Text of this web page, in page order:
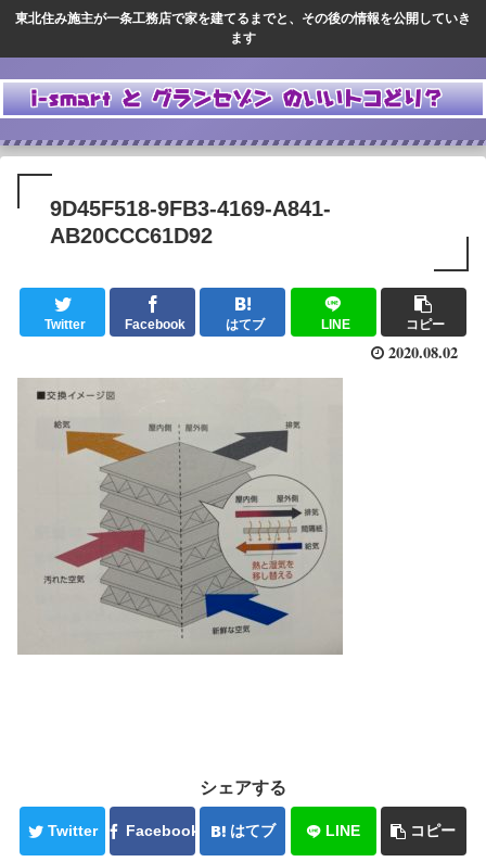
東北住み施主が一条工務店で家を建てるまでと、その後の情報を公開していき
ます
9D45F518-9FB3-4169-A841-
AB20CCC61D92
Twitter Facebook はてブ LINE コピー
2020.08.02
シェアする
Twitter Facebook はてブ LINE コピー